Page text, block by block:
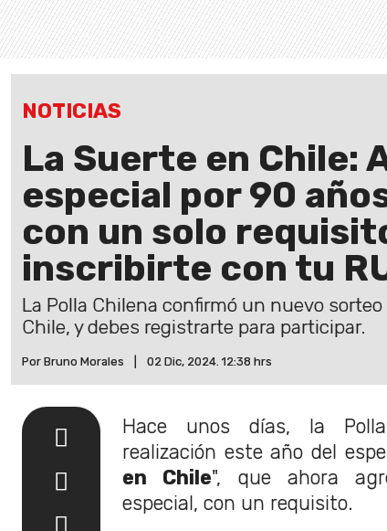
NOTICIAS
La Suerte en Chile:
especial por 90
con un solo
inscribirte con tu
La Polla Chilena confirmó un nuevo
Chile, y debes registrarte para participar.
Por Bruno Morales 02 Dic, 2024. 12:38 hrs
Hace unos días, la
realización este año del
en Chile", que ahora
especial, con un requisito.